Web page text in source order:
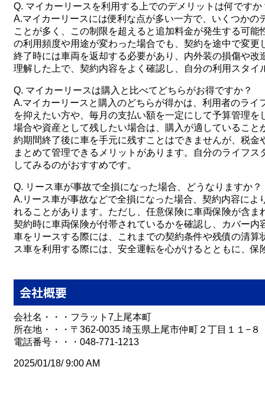
Q. マイカーリースを利用する上でのデメリットは何ですか
A.マイカーリースには便利な点が多い一方で、いくつか
ことが多く、この制限を超えると追加料金が発生する可
の利用頻度や用途が変わった場合でも、契約を途中で変
終了時には車両を返却する必要があり、内外装の損傷や
理解した上で、契約内容をよく確認し、自分の利用スタ
Q. マイカーリースは購入と比べてどちらがお得ですか？
A.マイカーリースと購入のどちらが得かは、利用者のラ
を抑えたい方や、毎月の支払い額を一定にして予算管理
場合や資産として残したい場合は、購入が適しているこ
約期間終了後に車を手元に残すことはできませんが、税
まとめて管理できるメリットがあります。自分のライフ
してみるのがおすすめです。
Q. リース車が事故で全損になった場合、どうなりますか？
A.リース車が事故などで全損になった場合、契約内容に
れることがあります。ただし、任意保険に車両保険が含
契約時に車両保険が付帯されているかを確認し、カバー
車をリースする際には、これまでの契約条件や残債の清
ス車を利用する際には、安全運転を心がけるとともに、
会社概要
会社名・・・フラット7上尾本町
所在地・・・〒362-0035 埼玉県上尾市仲町２丁目１１−８
電話番号・・・048-771-1213
2025/01/18/ 9:00 AM